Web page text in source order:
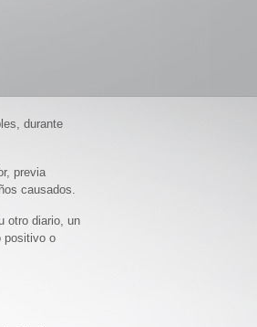
durante
previa
causados.
otro diario, un
positivo o